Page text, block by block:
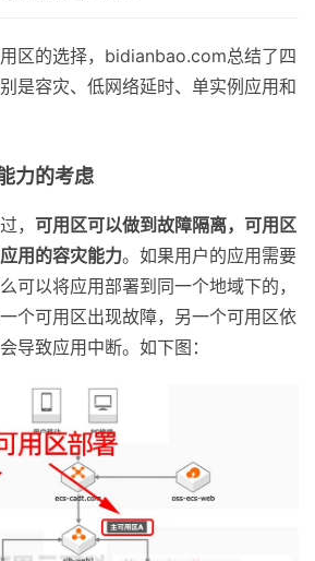
区的选择，bidianbao.com总结了四
是容灾、低网络延时、单实例应用和
力的考虑
， 可用区可以做到故障隔离，可用区
用的容灾能力。如果用户的应用需要
可以将应用部署到同一个地域下的，
个可用区出现故障，另一个可用区依
导致应用中断。如下图：